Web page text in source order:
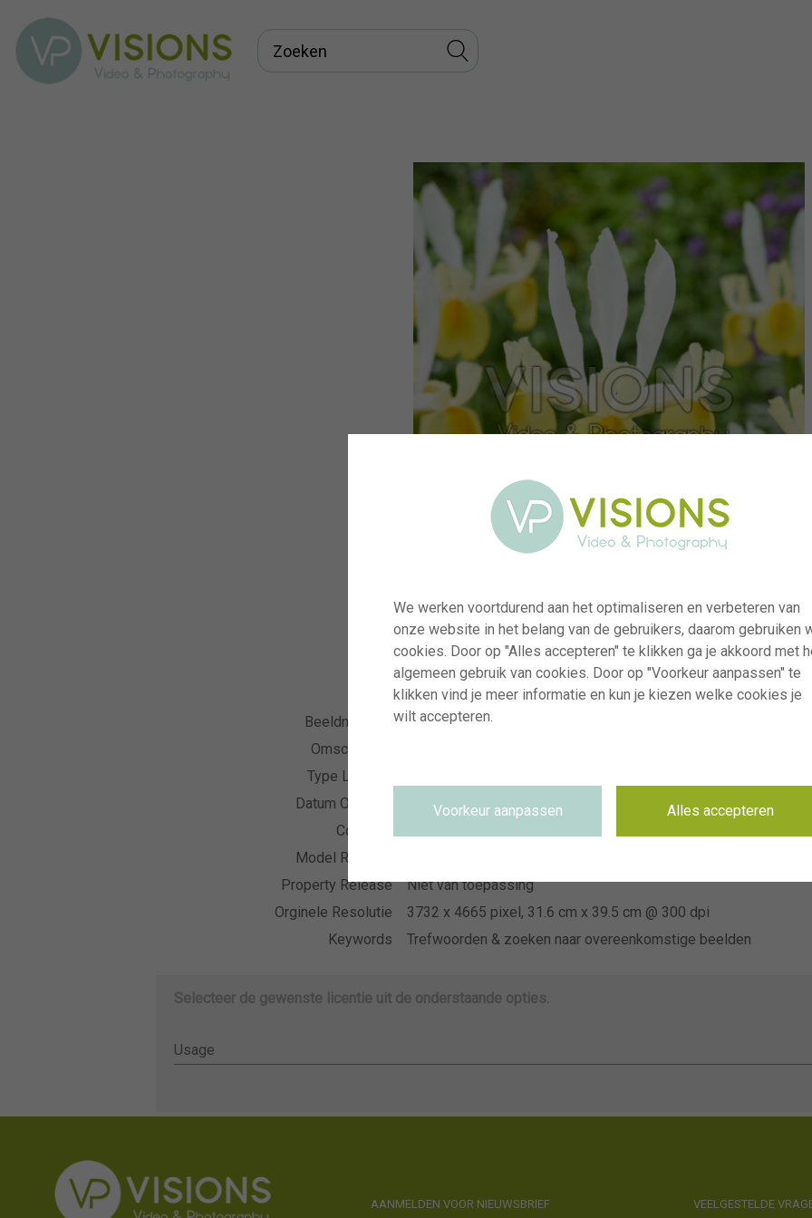
Beeldnummer
visi238613
Omschrijving
Type Licentie
Datum Opname
29.10.2025
Collectie
Model Release
Property Release
Niet van toepassing
Orginele Resolutie
3732 x 4665 pixel, 31.6 cm x 39.5 cm @ 300 dpi
Keywords
Trefwoorden & zoeken naar overeenkomstige beelden
Selecteer de gewenste licentie uit de onderstaande opties.
Usage
Usage
AANMELDEN VOOR NIEUWSBRIEF VEELGESTELDE
We werken voortdurend aan het optimaliseren en verbeteren van
onze website in het belang van de gebruikers, daarom gebruiken
cookies. Door op "Alles accepteren" te klikken ga je akkoord met
algemeen gebruik van cookies. Door op "Voorkeur aanpassen" te
klikken vind je meer informatie en kun je kiezen welke cookies je
wilt accepteren.
Voorkeur aanpassen Alles accepteren